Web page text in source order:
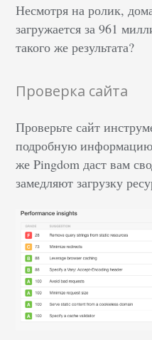
Несмотря на ролик,
загружается за 961
такого же результата?
Проверка сайта
Проверьте сайт
подробную информацию
же Pingdom даст вам
замедляют загрузку